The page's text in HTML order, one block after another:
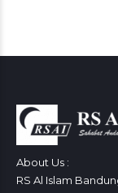
About Us :
RS Al Islam